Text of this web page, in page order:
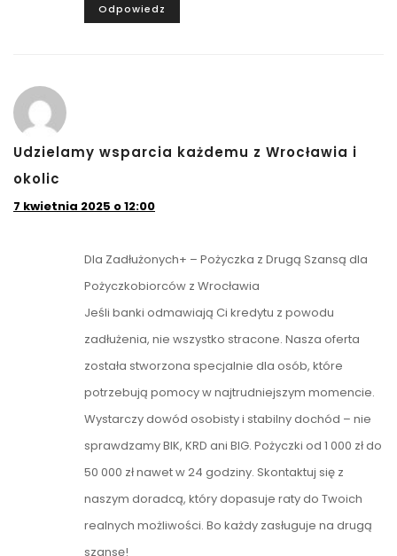
Odpowiedz
Udzielamy wsparcia każdemu z Wrocławia i
okolic
7 kwietnia 2025 o 12:00
Dla Zadłużonych+ – Pożyczka z Drugą Szansą dla
Pożyczkobiorców z Wrocławia
Jeśli banki odmawiają Ci kredytu z powodu
zadłużenia, nie wszystko stracone. Nasza oferta
została stworzona specjalnie dla osób, które
potrzebują pomocy w najtrudniejszym momencie.
Wystarczy dowód osobisty i stabilny dochód – nie
sprawdzamy BIK, KRD ani BIG. Pożyczki od 1 000 zł do
50 000 zł nawet w 24 godziny. Skontaktuj się z
naszym doradcą, który dopasuje raty do Twoich
realnych możliwości. Bo każdy zasługuje na drugą
szansę!